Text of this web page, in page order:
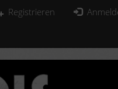
Registrieren